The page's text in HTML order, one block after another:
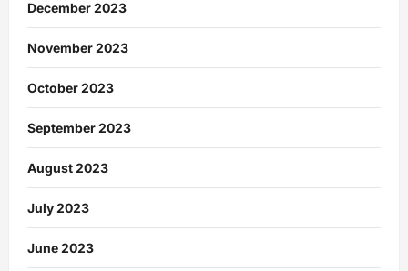
December 2023
November 2023
October 2023
September 2023
August 2023
July 2023
June 2023